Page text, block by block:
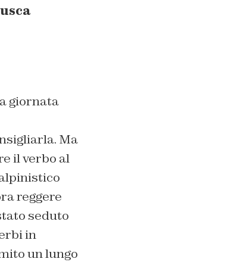
giornata
Ma
il verbo al
reggere
seduto
in
un lungo